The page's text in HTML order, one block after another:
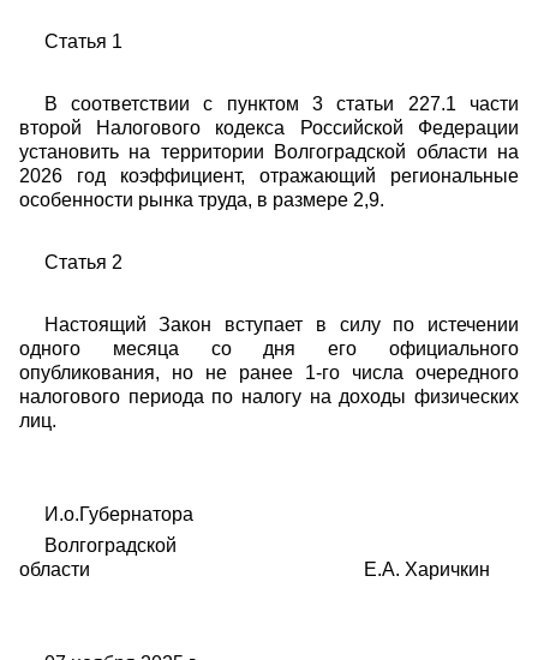
Статья 1
В соответствии с пунктом 3 статьи 227.1 части
второй Налогового кодекса Российской Федерации
установить на территории Волгоградской области на
2026 год коэффициент, отражающий региональные
особенности рынка труда, в размере 2,9.
Статья 2
Настоящий Закон вступает в силу по истечении
одного месяца со дня его официального
опубликования, но не ранее 1-го числа очередного
налогового периода по налогу на доходы физических
лиц.
И.о.Губернатора
Волгоградской
области Е.А. Харичкин